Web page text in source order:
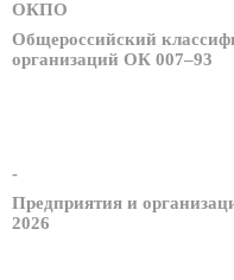
ОКПО
Общероссийский
организаций ОК 007–93
-
Предприятия и
2026